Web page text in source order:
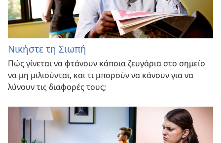
Νικήστε τη Σιωπή
Πώς γίνεται να φτάνουν κάποια ζευγάρια στο σημείο
να μη μιλιούνται, και τι μπορούν να κάνουν για να
λύνουν τις διαφορές τους;